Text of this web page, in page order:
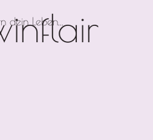
dein Leben...